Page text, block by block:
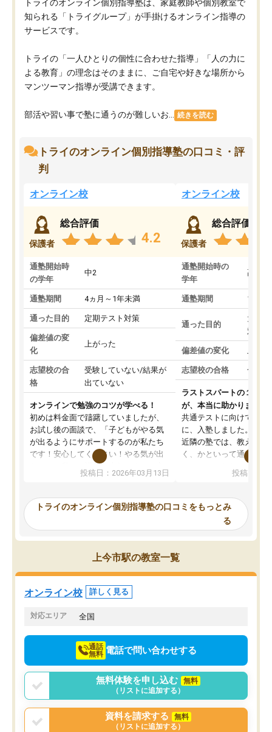
トライのオンライン個別指導塾は、家庭教師や個別教室で
知られる「トライグループ」が手掛けるオンライン指導の
サービスです。
トライの「一人ひとりの個性に合わせた指導」「人の力に
よる教育」の理念はそのままに、ご自宅や好きな場所から
マンツーマン指導が受講できます。
部活や習い事で塾に通うのが難しいお... 続きを読む
トライのオンライン個別指導塾の口コミ・評
判
オンライン校
保護者
総合評価
4.2
通塾開始時
の学年
中2
通塾期間 4ヵ月～1年未満
通った目的 定期テスト対策
偏差値の変
化
上がった
志望校の合
格
受験していない/結果が
出ていない
オンラインで勉強のコツが学べる！
初めは料金面で躊躇していましたが、
お試し後の面談で、「子どもがやる気
が出るようにサポートするのが私たち
です！安心してください！やる気が出
ないのは私たち講師の責任です」と言
ってくださり、確かに！と考えて、思
ったんですが、学生の先生から学ぶこ
み、徐々に成績が上がったらいいなと
思っていました。何が今足りないのか
を的確に指導いただき、子どももびっ
くりするほど楽しんでやる気を持って
塾を受けています。狙い通り、少しず
つ成績も上がり、苦手意識も無くなっ
てきたので、さらに苦手な数学も追加
でお願いしました。来年の高校受験に
投稿日：2026年03月13日
オンライン校
保護者
総合評価
通塾開始時の
学年
高3
通塾期間 1～3
通った目的
大学
対策
偏差値の変化 上が
志望校の合格 合格
ラストスパートの１か月
が、本当に助かりました
共通テストに向けての追
に、入塾しました。田舎
近隣の塾では、教えても
く、かといって通うには
可能なので本当に助か
らないところをピンポイ
頂いて、とてもわかり
していました。一生を
スト、多少お金がかかっ
投稿日：
トライのオンライン個別指導塾の口コミをもっとみ
る
上今市駅の教室一覧
オンライン校 詳しく見る
対応エリア 全国
通話
無料 電話で問い合わせする
無料体験を申し込む
無料
（リストに追加する）
資料を請求する
無料
（リストに追加する）